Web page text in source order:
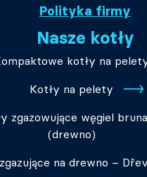
Polityka firmy
Nasze kotły
kotły na
Kotły na pelety
zgazowujące węgiel
(drewno)
na drewno –